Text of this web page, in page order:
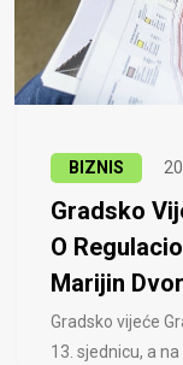
BIZNIS
Gradsko
O
Marijin
Gradsko vijeće
13. sjednicu, a na